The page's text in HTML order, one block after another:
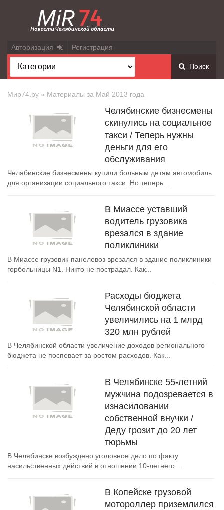
Авторизация Регистрация
Поиск
Мир74.ру » Материалы за Май 2013 года
Челябинские бизнесмены
скинулись на социальное
такси / Теперь нужны
деньги для его
обслуживания
Челябинские бизнесмены купили больным детям автомобиль
для организации социального такси. Но теперь...
В Миассе уставший
водитель грузовика
врезался в здание
поликлиники
В Миассе грузовик-панелевоз врезался в здание поликлиники
горбольницы N1. Никто не пострадал. Как...
Расходы бюджета
Челябинской области
увеличились на 1 млрд
320 млн рублей
В Челябинской области увеличение доходов регионального
бюджета не поспевает за ростом расходов. Как...
В Челябинске 55-летний
мужчина подозревается в
изнасиловании
собственной внучки /
Деду грозит до 20 лет
тюрьмы
В Челябинске возбуждено уголовное дело по факту
насильственных действий в отношении 10-летнего...
В Копейске грузовой
мотороллер приземлился